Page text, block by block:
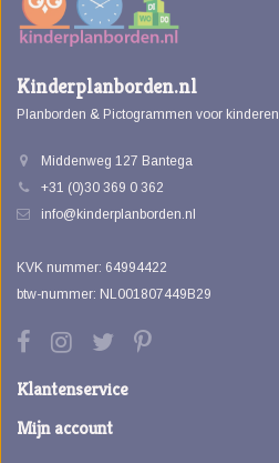
Kinderplanborden.nl
Planborden & Pictogrammen voor kinderen
Middenweg 127 Bantega
+31 (0)30 369 0 362
info@kinderplanborden.nl
KVK nummer: 64994422
btw-nummer: NL001807449B29
Klantenservice
Mijn account